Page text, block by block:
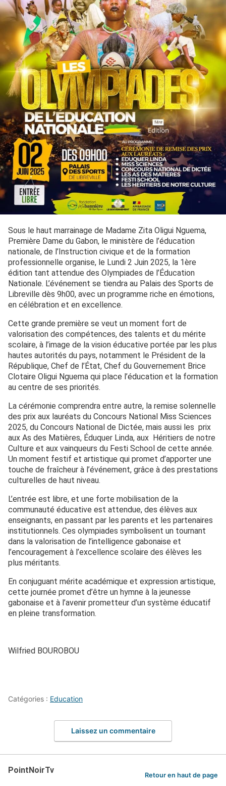
Sous le haut marrainage de Madame Zita Oligui Nguema,
Première Dame du Gabon, le ministère de l’éducation
nationale, de l’Instruction civique et de la formation
professionnelle organise, le Lundi 2 Juin 2025, la 1ère
édition tant attendue des Olympiades de l’Éducation
Nationale. L’événement se tiendra au Palais des Sports de
Libreville dès 9h00, avec un programme riche en émotions,
en célébration et en excellence.
Cette grande première se veut un moment fort de
valorisation des compétences, des talents et du mérite
scolaire, à l’image de la vision éducative portée par les plus
hautes autorités du pays, notamment le Président de la
République, Chef de l’État, Chef du Gouvernement Brice
Clotaire Oligui Nguema qui place l’éducation et la formation
au centre de ses priorités.
La cérémonie comprendra entre autre, la remise solennelle
des prix aux lauréats du Concours National Miss Sciences
2025, du Concours National de Dictée, mais aussi les prix
aux As des Matières, Éduquer Linda, aux Héritiers de notre
Culture et aux vainqueurs du Festi School de cette année.
Un moment festif et artistique qui promet d’apporter une
touche de fraîcheur à l’événement, grâce à des prestations
culturelles de haut niveau.
L’entrée est libre, et une forte mobilisation de la
communauté éducative est attendue, des élèves aux
enseignants, en passant par les parents et les partenaires
institutionnels. Ces olympiades symbolisent un tournant
dans la valorisation de l’intelligence gabonaise et
l’encouragement à l’excellence scolaire des élèves les
plus méritants.
En conjuguant mérite académique et expression artistique,
cette journée promet d’être un hymne à la jeunesse
gabonaise et à l’avenir prometteur d’un système éducatif
en pleine transformation.
Wilfried BOUROBOU
Catégories : Education
Laissez un commentaire
PointNoirTv
Retour en haut de page